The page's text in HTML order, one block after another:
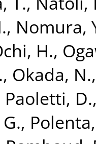
, Nomura,
H.,
, Okada, N.
Paoletti, D.
,